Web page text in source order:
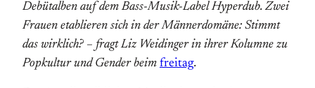
Debütalben auf dem Bass-Musik-Label Hyperdub. Zwei
Frauen etablieren sich in der Männerdomäne: Stimmt
das wirklich? – fragt Liz Weidinger in ihrer Kolumne zu
Popkultur und Gender beim freitag.